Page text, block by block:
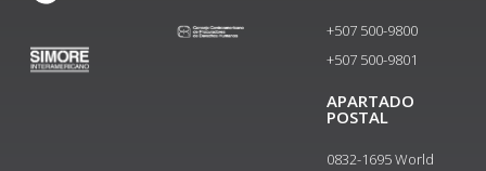
+507 500-9800
+507 500-9801​
APARTADO
POSTAL
0832-1695 World